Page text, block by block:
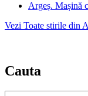
Argeș. Mașină
Vezi Toate stirile din
Cauta